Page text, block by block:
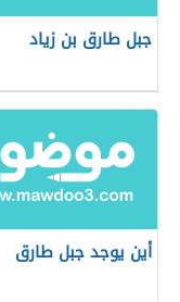
جبل طارق بن زياد
أين يوجد جبل طارق